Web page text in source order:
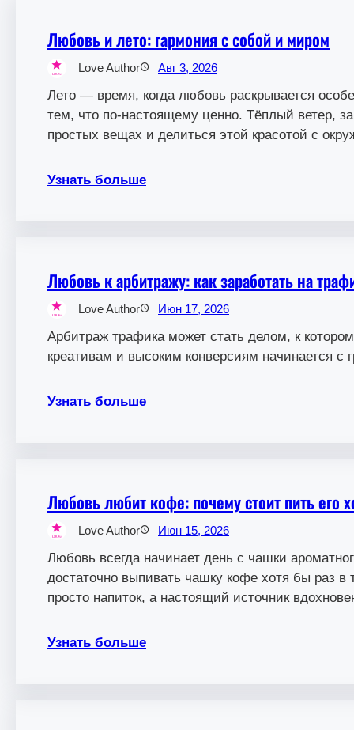
Любовь и лето: гармония с собой и миром
Love Author Авг 3, 2026
Лето — время, когда любовь раскрывается
тем, что по-настоящему ценно. Тёплый ветер,
простых вещах и делиться этой красотой с
Узнать больше
Любовь к арбитражу: как заработать на
Love Author Июн 17, 2026
Арбитраж трафика может стать делом, к
креативам и высоким конверсиям начинается
Узнать больше
Любовь любит кофе: почему стоит пить его
Love Author Июн 15, 2026
Любовь всегда начинает день с чашки
достаточно выпивать чашку кофе хотя бы раз
просто напиток, а настоящий источник
Узнать больше